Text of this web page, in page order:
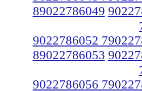
89022786049
9022786052
89022786053
9022786056